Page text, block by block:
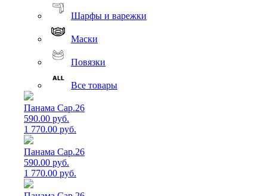
Шарфы и варежки
Маски
Повязки
Все товары
Панама Cap.26
590.00 руб.
1 770.00 руб.
Панама Cap.26
590.00 руб.
1 770.00 руб.